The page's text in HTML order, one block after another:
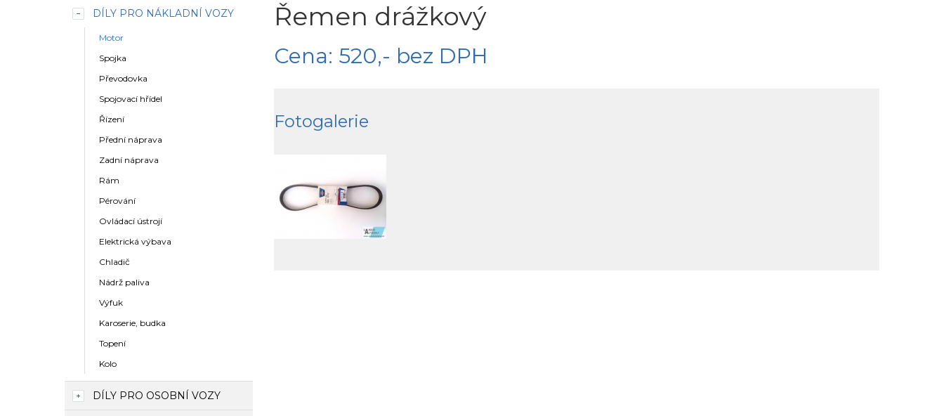
DÍLY PRO NÁKLADNÍ VOZY
Motor
Spojka
Převodovka
Spojovací hřídel
Řízení
Přední náprava
Zadní náprava
Rám
Pérování
Ovládací ústrojí
Elektrická výbava
Chladič
Nádrž paliva
Výfuk
Karoserie, budka
Topení
Kolo
DÍLY PRO OSOBNÍ VOZY
Řemen drážkový
Cena: 520,- bez DPH
Fotogalerie